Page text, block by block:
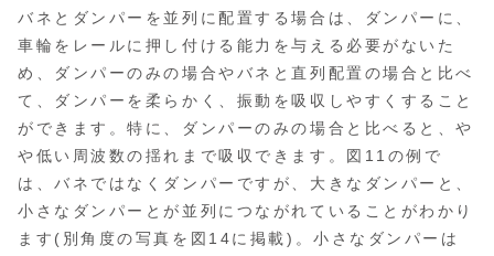
バネとダンパーを並列に配置する場合は、ダンパーに、
車輪をレールに押し付ける能力を与える必要がないた
め、ダンパーのみの場合やバネと直列配置の場合と比べ
て、ダンパーを柔らかく、振動を吸収しやすくすること
ができます。特に、ダンパーのみの場合と比べると、や
や低い周波数の揺れまで吸収できます。図11の例で
は、バネではなくダンパーですが、大きなダンパーと、
小さなダンパーとが並列につながれていることがわかり
ます(別角度の写真を図14に掲載)。小さなダンパーは